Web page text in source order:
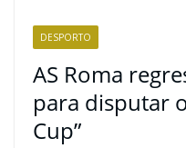
DESPORTO
AS Roma
para disputar
Cup”